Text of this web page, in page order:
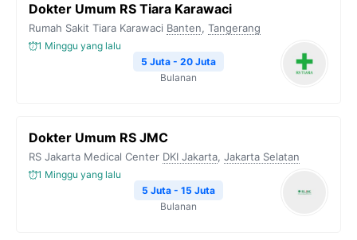
Dokter Umum RS Tiara Karawaci
Rumah Sakit Tiara Karawaci Banten, Tangerang
1 Minggu yang lalu
5 Juta - 20 Juta
Bulanan
Dokter Umum RS JMC
RS Jakarta Medical Center DKI Jakarta, Jakarta Selatan
1 Minggu yang lalu
5 Juta - 15 Juta
Bulanan